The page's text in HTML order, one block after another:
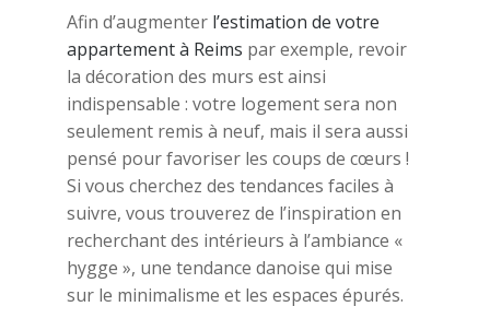
Afin d’augmenter l’estimation de votre
appartement à Reims par exemple, revoir
la décoration des murs est ainsi
indispensable : votre logement sera non
seulement remis à neuf, mais il sera aussi
pensé pour favoriser les coups de cœurs !
Si vous cherchez des tendances faciles à
suivre, vous trouverez de l’inspiration en
recherchant des intérieurs à l’ambiance «
hygge », une tendance danoise qui mise
sur le minimalisme et les espaces épurés.